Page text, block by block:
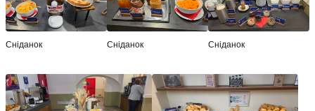
Сніданок Сніданок Сніданок